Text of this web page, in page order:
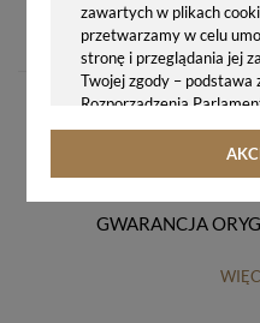
zawartych w plikach
przetwarzamy w celu
stronę i przeglądania jej
Twojej zgody – podstawa
Rozporządzenia
2016/679 z 27.04.2016
fizycznych w związku z
rozporządzenie o
Twoje dane osobowe
hostingodawcy. Takie
GWARANCJA